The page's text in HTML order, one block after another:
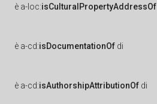
è a-loc:isCulturalPropertyAddressOf
è a-cd:isDocumentationOf di
è a-cd:isAuthorshipAttributionOf di